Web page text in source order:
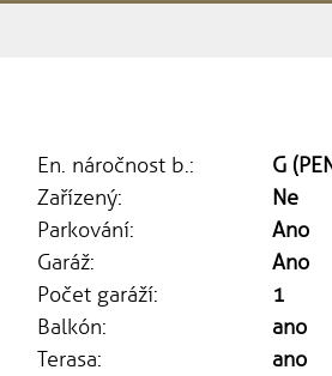
En. náročnost b.:
G
Zařízený:
Ne
Parkování:
Ano
Garáž:
Ano
Počet garáží:
1
Balkón:
ano
Terasa:
ano